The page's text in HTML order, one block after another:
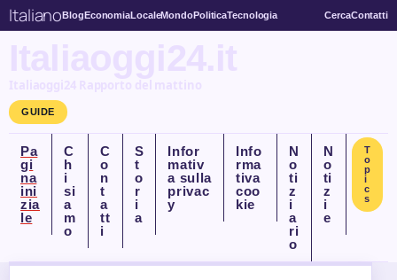
ItalianoBlogEconomiaLocaleMondoPoliticaTecnologia CercaContatti
Italiaoggi24.it
Italiaoggi24 Rapporto del mattino
GUIDE
Pa
gi
na
ini
zia
le
C
h
i
si
a
m
o
C
o
n
t
a
tt
i
S
t
o
r
i
a
Infor
mativ
a sulla
privac
y
Info
rma
tiva
coo
kie
N
o
ti
z
i
a
ri
o
N
o
ti
z
i
e
T
o
p
i
c
s